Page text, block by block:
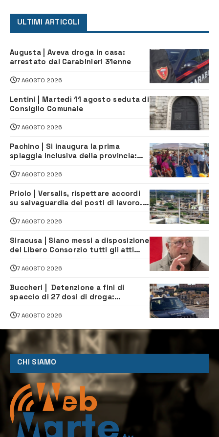
ULTIMI ARTICOLI
Augusta | Aveva droga in casa:
arrestato dai Carabinieri 31enne
7 AGOSTO 2026
Lentini | Martedì 11 agosto seduta di
Consiglio Comunale
7 AGOSTO 2026
Pachino | Si inaugura la prima
spiaggia inclusiva della provincia:
tutti
7 AGOSTO 2026
Priolo | Versalis, rispettare accordi
su salvaguardia dei posti di lavoro. Il
7 AGOSTO 2026
Siracusa | Siano messi a disposizione
del Libero Consorzio tutti gli atti
7 AGOSTO 2026
Buccheri | Detenzione a fini di
spaccio di 27 dosi di droga:
7 AGOSTO 2026
CHI SIAMO